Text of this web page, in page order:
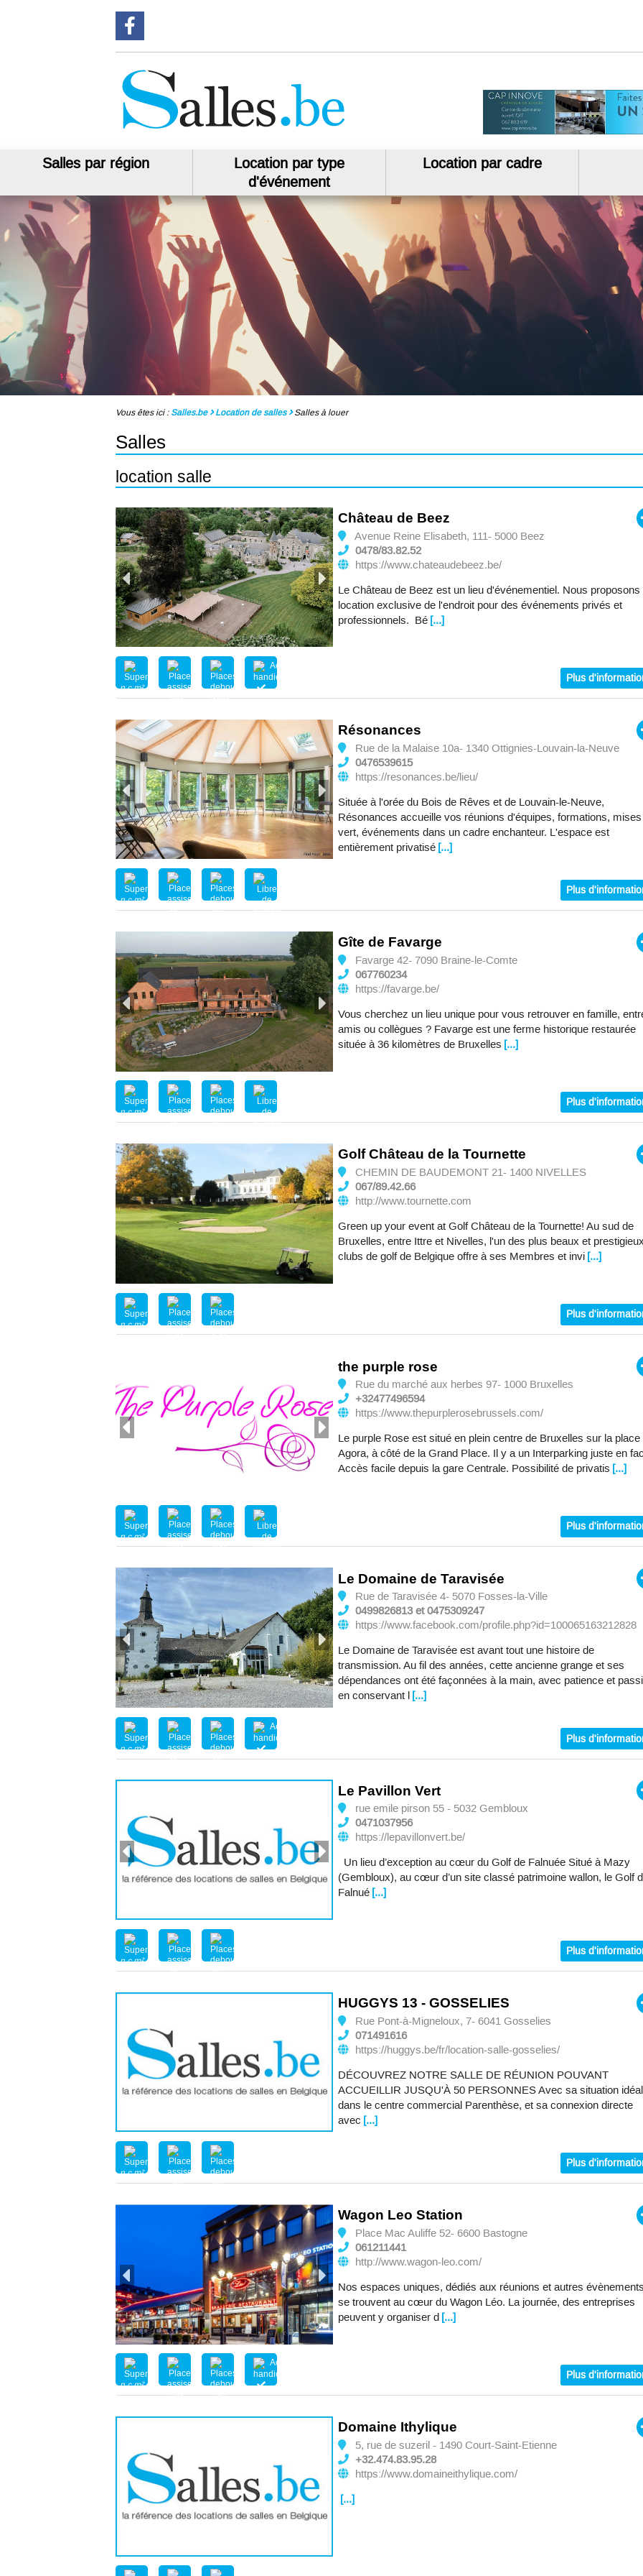
Salles par région
Location par type
d'événement
Location par cadre
Vous êtes ici : Salles.be Location de salles Salles à louer
Salles
location salle
Château de Beez
Avenue Reine Elisabeth, 111- 5000 Beez
0478/83.82.52
https://www.chateaudebeez.be/
Le Château de Beez est un lieu d'événementiel. Nous proposons
location exclusive de l'endroit pour des événements privés et
professionnels. Bé [...]
n.c.m²
500
1000
Plus
Résonances
Rue de la Malaise 10a- 1340 Ottignies-Louvain-la-Neuve
0476539615
https://resonances.be/lieu/
Située à l'orée du Bois de Rêves et de Louvain-le-Neuve,
Résonances accueille vos réunions d'équipes, formations,
vert, événements dans un cadre enchanteur. L'espace est
entièrement privatisé [...]
n.c.m²
nc
nc
Plus
Gîte de Favarge
Favarge 42- 7090 Braine-le-Comte
067760234
https://favarge.be/
Vous cherchez un lieu unique pour vous retrouver en famille,
amis ou collègues ? Favarge est une ferme historique restaurée
située à 36 kilomètres de Bruxelles [...]
n.c.m²
nc
nc
Plus
Golf Château de la Tournette
CHEMIN DE BAUDEMONT 21- 1400 NIVELLES
067/89.42.66
http://www.tournette.com
Green up your event at Golf Château de la Tournette! Au sud de
Bruxelles, entre Ittre et Nivelles, l'un des plus beaux et prestigieux
clubs de golf de Belgique offre à ses Membres et invi [...]
n.c.m²
150
250
Plus
the purple rose
Rue du marché aux herbes 97- 1000 Bruxelles
+32477496594
https://www.thepurplerosebrussels.com/
Le purple Rose est situé en plein centre de Bruxelles sur la place
Agora, à côté de la Grand Place. Il y a un Interparking juste en
Accès facile depuis la gare Centrale. Possibilité de privatis [...]
n.c.m²
100
200
Plus
Le Domaine de Taravisée
Rue de Taravisée 4- 5070 Fosses-la-Ville
0499826813 et 0475309247
https://www.facebook.com/profile.php?id=100065163212828
Le Domaine de Taravisée est avant tout une histoire de
transmission. Au fil des années, cette ancienne grange et ses
dépendances ont été façonnées à la main, avec patience et
en conservant l [...]
n.c.m²
nc
nc
Plus
Le Pavillon Vert
rue emile pirson 55 - 5032 Gembloux
0471037956
https://lepavillonvert.be/
Un lieu d’exception au cœur du Golf de Falnuée Situé à Mazy
(Gembloux), au cœur d’un site classé patrimoine wallon, le Golf
Falnué [...]
n.c.m²
nc
nc
Plus
HUGGYS 13 - GOSSELIES
Rue Pont-à-Migneloux, 7- 6041 Gosselies
071491616
https://huggys.be/fr/location-salle-gosselies/
DÉCOUVREZ NOTRE SALLE DE RÉUNION POUVANT
ACCUEILLIR JUSQU'À 50 PERSONNES Avec sa situation
dans le centre commercial Parenthèse, et sa connexion directe
avec [...]
n.c.m²
50
nc
Plus
Wagon Leo Station
Place Mac Auliffe 52- 6600 Bastogne
061211441
http://www.wagon-leo.com/
Nos espaces uniques, dédiés aux réunions et autres évènements
se trouvent au cœur du Wagon Léo. La journée, des entreprises
peuvent y organiser d [...]
n.c.m²
130
130
Plus
Domaine Ithylique
5, rue de suzeril - 1490 Court-Saint-Etienne
+32.474.83.95.28
https://www.domaineithylique.com/
[...]